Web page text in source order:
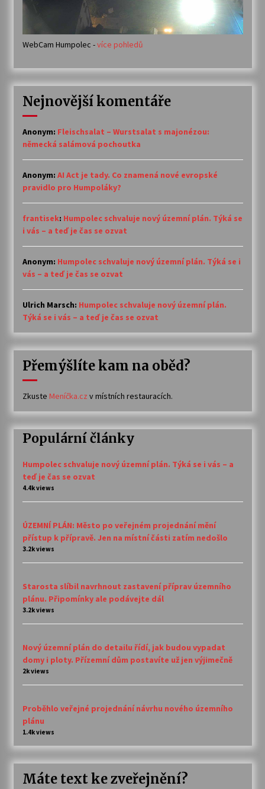
WebCam Humpolec -více pohledů
Nejnovější komentáře
Anonym: Fleischsalat – Wurstsalat s majonézou:
německá salámová pochoutka
Anonym: AI Act je tady. Co znamená nové evropské
pravidlo pro Humpoláky?
frantisek: Humpolec schvaluje nový územní plán. Týká se
i vás – a teď je čas se ozvat
Anonym: Humpolec schvaluje nový územní plán. Týká se i
vás – a teď je čas se ozvat
Ulrich Marsch: Humpolec schvaluje nový územní plán.
Týká se i vás – a teď je čas se ozvat
Přemýšlíte kam na oběd?
Zkuste Meníčka.cz v místních restauracích.
Populární články
Humpolec schvaluje nový územní plán. Týká se i vás – a
teď je čas se ozvat
4.4k views
ÚZEMNÍ PLÁN: Město po veřejném projednání mění
přístup k přípravě. Jen na místní části zatím nedošlo
3.2k views
Starosta slíbil navrhnout zastavení příprav územního
plánu. Připomínky ale podávejte dál
3.2k views
Nový územní plán do detailu řídí, jak budou vypadat
domy i ploty. Přízemní dům postavíte už jen výjimečně
2k views
Proběhlo veřejné projednání návrhu nového územního
plánu
1.4k views
Máte text ke zveřejnění?